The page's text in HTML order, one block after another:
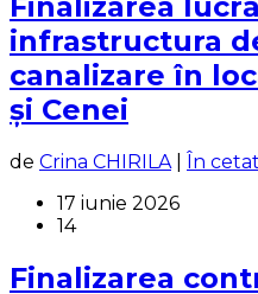
infrastructura
canalizare în
și Cenei
de Crina CHIRILA| În
17 iunie 2026
14
Finalizarea